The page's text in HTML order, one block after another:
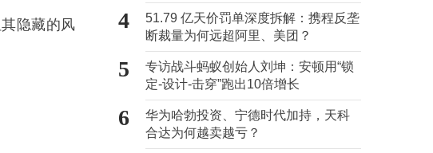
隐藏的风
4
51.79 亿天价罚单深度拆解：携程反垄
断裁量为何远超阿里、美团？
5
专访战斗蚂蚁创始人刘坤：安顿用“锁
定-设计-击穿”跑出10倍增长
6
华为哈勃投资、宁德时代加持，天科
合达为何越卖越亏？